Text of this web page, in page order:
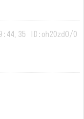
ID:oh20zdO/0